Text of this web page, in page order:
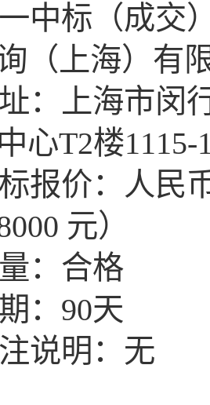
中标（成交
（上海）有
：上海市闵
心T2楼1115-
报价：人民
元）
：合格
：90天
说明：无